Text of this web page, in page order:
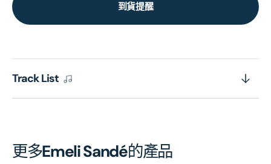
到貨提醒
Track List
更多Emeli Sandé的產品